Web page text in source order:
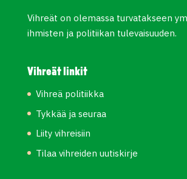
Vihreät on olemassa turvatakseen
ihmisten ja politiikan tulevaisuuden.
Vihreät linkit
Vihreä politiikka
Tykkää ja seuraa
Liity vihreisiin
Tilaa vihreiden uutiskirje